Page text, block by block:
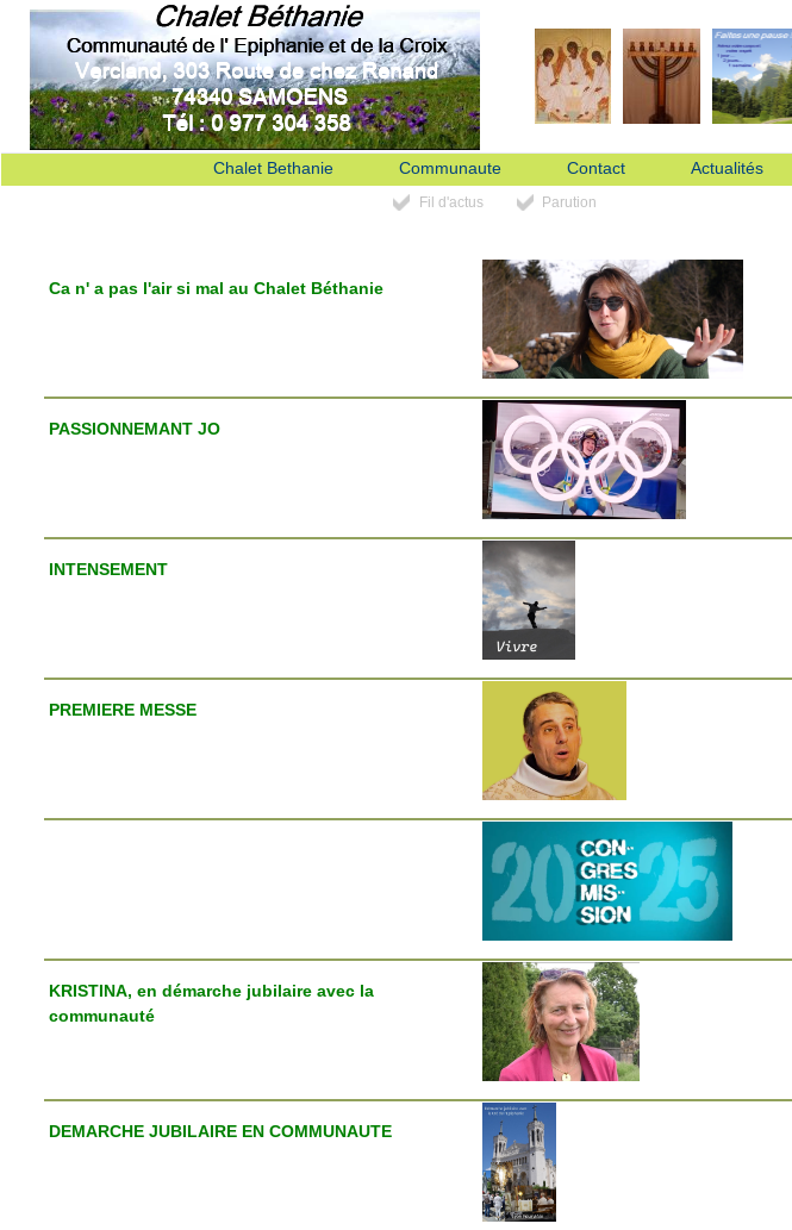
Chalet Bethanie Communaute Contact Actualités
Fil d'actus Parution
Ca n' a pas l'air si mal au Chalet Béthanie
PASSIONNEMANT JO
INTENSEMENT
PREMIERE MESSE
KRISTINA, en démarche jubilaire avec la
communauté
DEMARCHE JUBILAIRE EN COMMUNAUTE